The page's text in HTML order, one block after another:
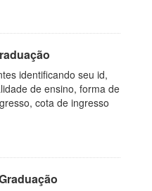
identificando seu id,
de ensino, forma de
cota de ingresso